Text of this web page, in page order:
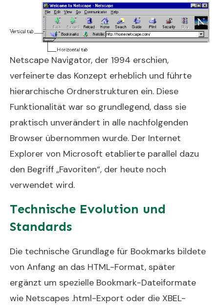
Netscape Navigator, der 1994 erschien,
verfeinerte das Konzept erheblich und führte
hierarchische Ordnerstrukturen ein. Diese
Funktionalität war so grundlegend, dass sie
praktisch unverändert in alle nachfolgenden
Browser übernommen wurde. Der Internet
Explorer von Microsoft etablierte parallel dazu
den Begriff „Favoriten“, der heute noch
verwendet wird.
Technische Evolution und
Standards
Die technische Grundlage für Bookmarks bildete
von Anfang an das HTML-Format, später
ergänzt um spezielle Bookmark-Dateiformate
wie Netscapes .html-Export oder die XBEL-